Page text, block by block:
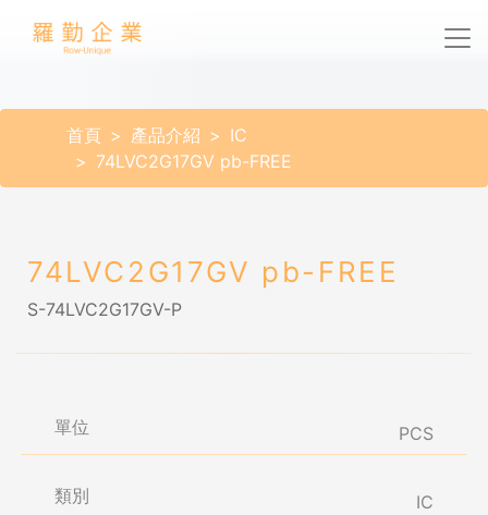
首頁 產品介紹
IC
74LVC2G17GV pb-FREE
74LVC2G17GV pb-FREE
S-74LVC2G17GV-P
單位 PCS
類別 IC